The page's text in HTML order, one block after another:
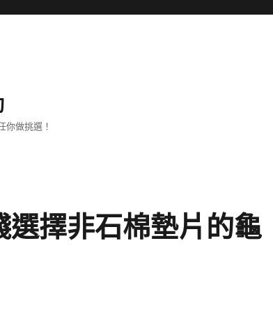
做挑選！
擇非石棉墊片的龜